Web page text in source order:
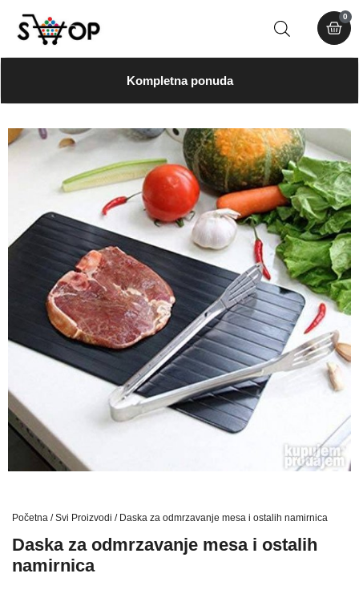
0
Kompletna ponuda
Početna /Svi Proizvodi / Daska za odmrzavanje mesa i ostalih namirnica
Daska za odmrzavanje mesa i ostalih
namirnica